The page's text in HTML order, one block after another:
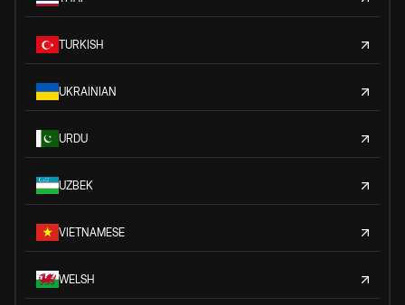
TURKISH
UKRAINIAN
URDU
UZBEK
VIETNAMESE
WELSH